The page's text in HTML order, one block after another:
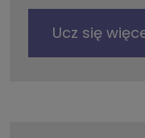
Ucz się